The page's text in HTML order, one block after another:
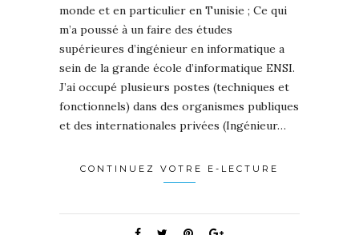
monde et en particulier en Tunisie ; Ce qui
m’a poussé à un faire des études
supérieures d’ingénieur en informatique a
sein de la grande école d’informatique ENSI.
J’ai occupé plusieurs postes (techniques et
fonctionnels) dans des organismes publiques
et des internationales privées (Ingénieur…
CONTINUEZ VOTRE E-LECTURE